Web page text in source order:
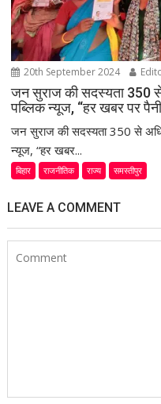
20th September 2024
जन सुराज की सदस्यता 350
पब्लिक न्यूज, “हर खबर पर
जन सुराज की सदस्यता 350 से
न्यूज, “हर खबर...
बिहार राजनीतिक राज्य समस्तीपुर
LEAVE A COMMENT